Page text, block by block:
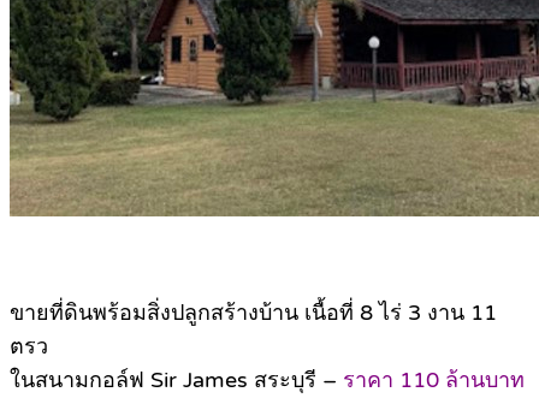
ขายที่ดินพร้อมสิ่งปลูกสร้างบ้าน เนื้อที่ 8 ไร่ 3 งาน 11
ตรว
ในสนามกอล์ฟ Sir James สระบุรี – ราคา 110 ล้านบาท